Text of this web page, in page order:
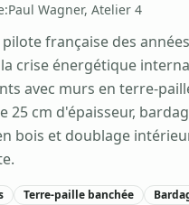
Paul Wagner, Atelier 4
française des
crise énergétique
avec murs en terre-
25 cm d'épaisseur,
bois et doublage
Terre-paille banchée